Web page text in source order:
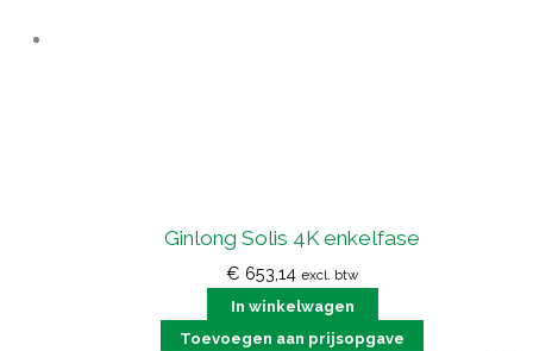
Ginlong Solis 4K enkelfase
€ 653,14 excl. btw
In winkelwagen
Toevoegen aan prijsopgave